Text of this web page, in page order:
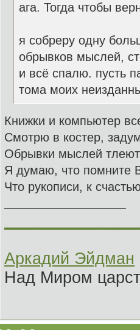
ага. Тогда чтобы
я собреру одну
обрывков мыслей,
и всё спалю. пусть
тома моих
Книжки и компьютер
Смотрю в костер,
Обрывки мыслей тлеют
Я думаю, что помните
Что рукописи, к
Аркадий Эйдман
Над Миром